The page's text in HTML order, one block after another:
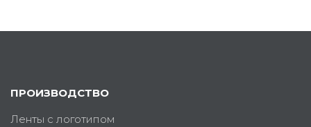
ПРОИЗВОДСТВО
Ленты с логотипом